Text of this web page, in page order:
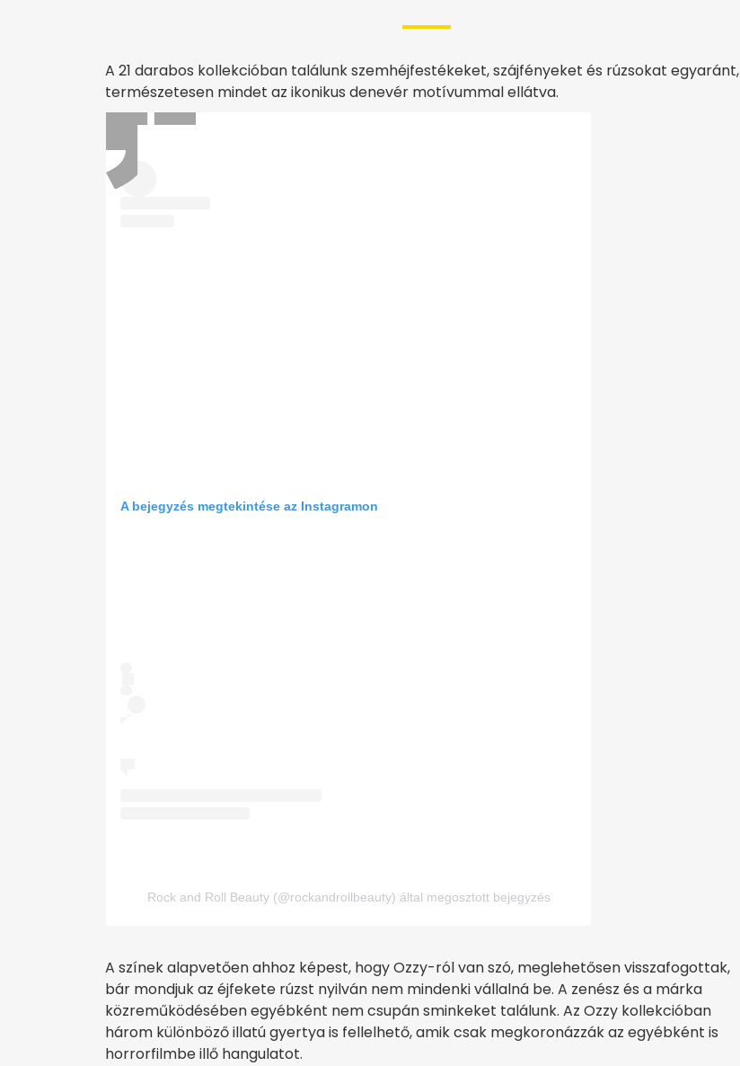
A 21 darabos kollekcióban találunk szemhéjfestékeket, szájfényeket és rúzsokat egyaránt,
természetesen mindet az ikonikus denevér motívummal ellátva.
A bejegyzés megtekintése az Instagramon
Rock and Roll Beauty (@rockandrollbeauty) által megosztott bejegyzés
A színek alapvetően ahhoz képest, hogy Ozzy-ról van szó, meglehetősen visszafogottak,
bár mondjuk az éjfekete rúzst nyilván nem mindenki vállalná be. A zenész és a márka
közreműködésében egyébként nem csupán sminkeket találunk. Az Ozzy kollekcióban
három különböző illatú gyertya is fellelhető, amik csak megkoronázzák az egyébként is
horrorfilmbe illő hangulatot.